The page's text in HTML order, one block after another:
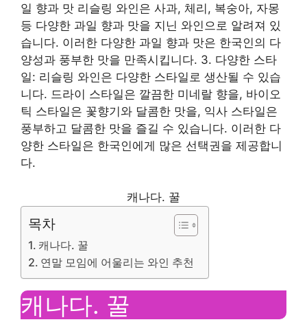
일 향과 맛 리슬링 와인은 사과, 체리, 복숭아, 자몽
등 다양한 과일 향과 맛을 지닌 와인으로 알려져 있
습니다. 이러한 다양한 과일 향과 맛은 한국인의 다
양성과 풍부한 맛을 만족시킵니다. 3. 다양한 스타
일: 리슬링 와인은 다양한 스타일로 생산될 수 있습
니다. 드라이 스타일은 깔끔한 미네랄 향을, 바이오
틱 스타일은 꽃향기와 달콤한 맛을, 익사 스타일은
풍부하고 달콤한 맛을 즐길 수 있습니다. 이러한 다
양한 스타일은 한국인에게 많은 선택권을 제공합니
다.
캐나다. 꿀
목차
캐나다. 꿀
연말 모임에 어울리는 와인 추천
캐나다. 꿀